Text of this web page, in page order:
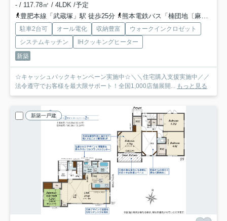
- / 117.78㎡ / 4LDK /予定
豊肥本線「武蔵塚」駅 徒歩25分
熊本電鉄バス「楠団地〔麻生田小経由〕」バス停下車 徒歩9分
駐車2台可 オール電化 収納豊富
ウォークインクロゼット
システムキッチン
IHクッキングヒーター
新築
☆キャッシュバックキャンペーン実施中☆＼＼住宅購入支援実施中／／
法令遵守でお客様を最大限サポート！全国1,000店舗展開... もっと見る
新築一戸建